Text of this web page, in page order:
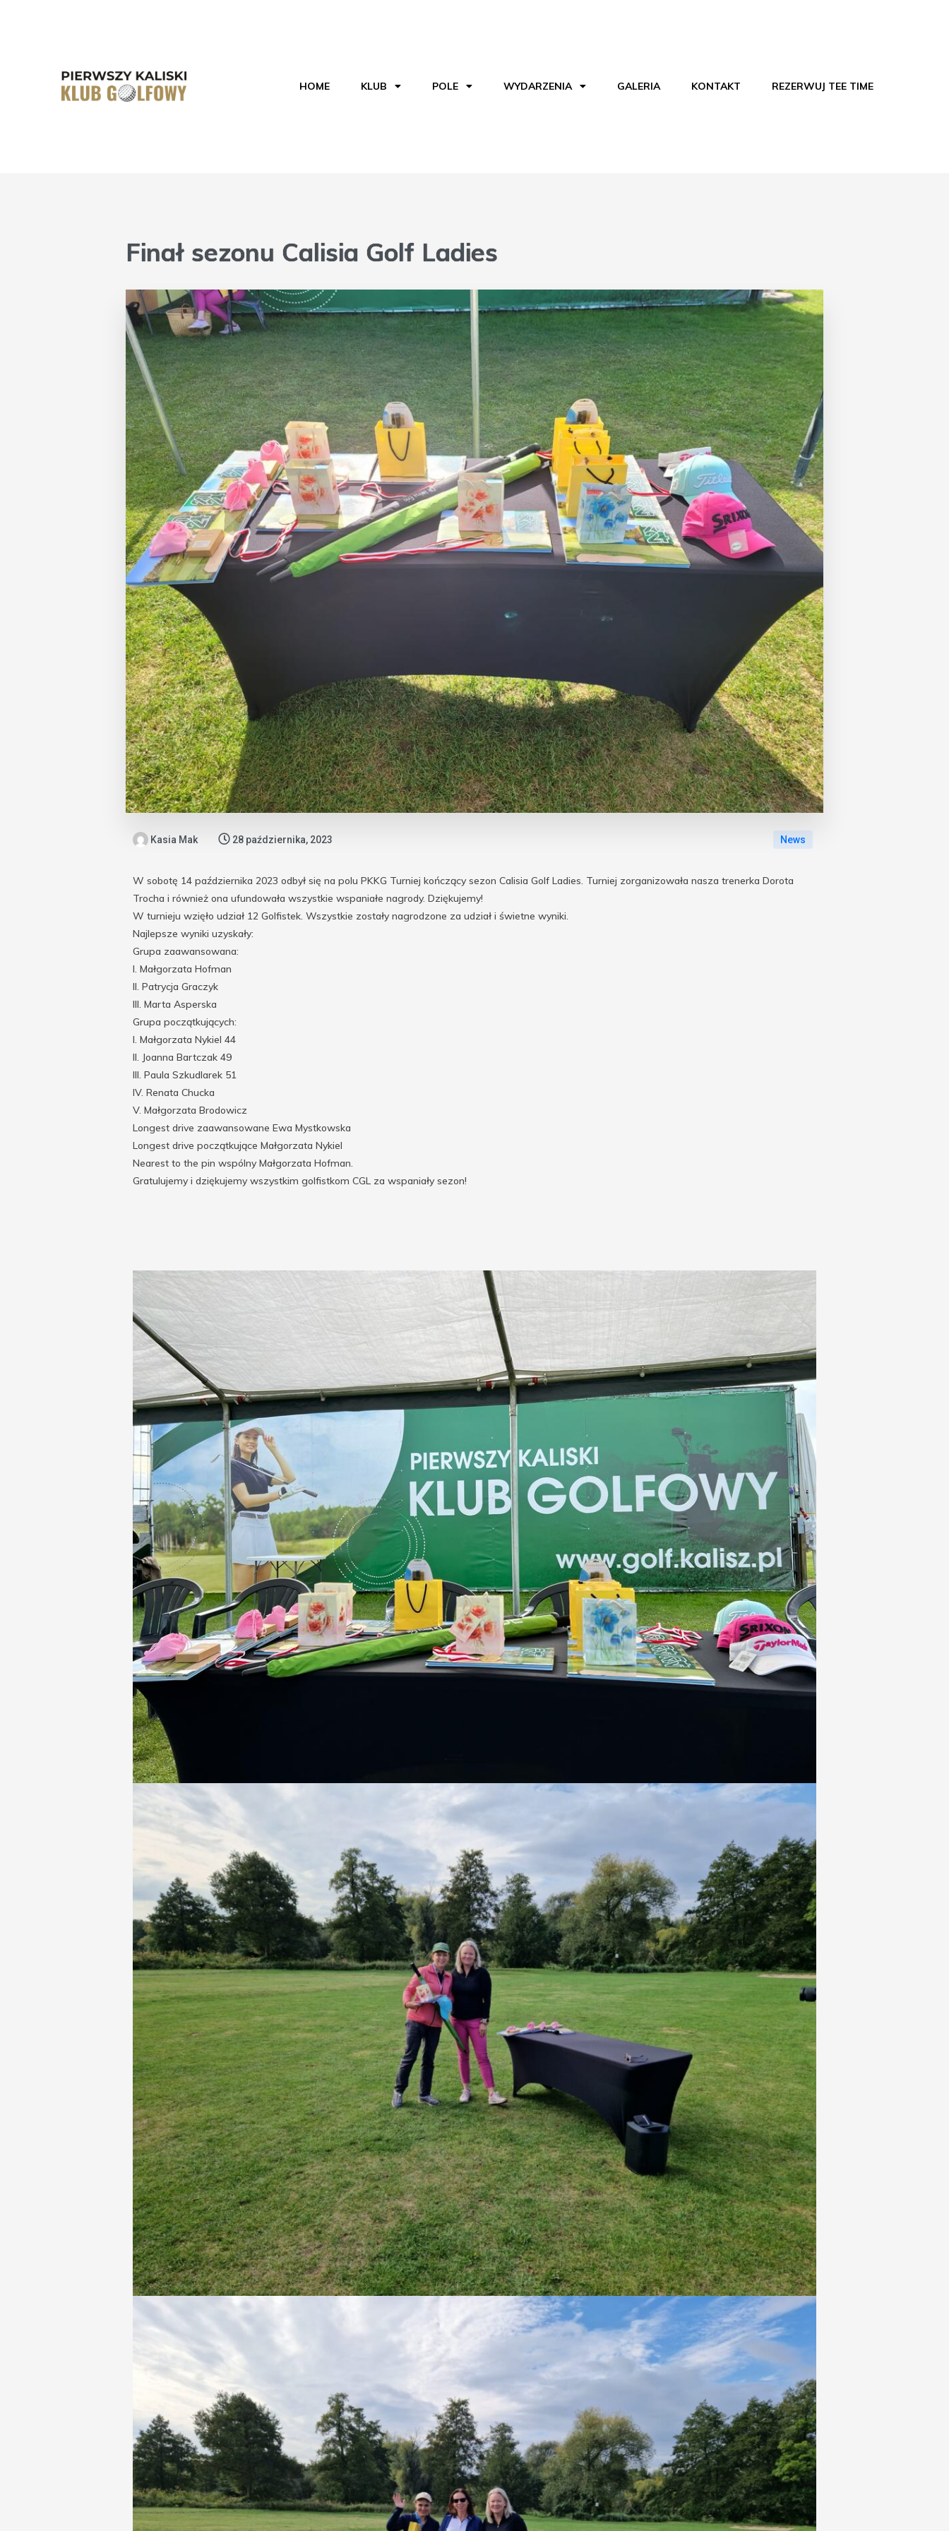
Kaliski
HOME KLUB POLE WYDARZENIA GALERIA KONTAKT REZERWUJ TEE TIME
Finał sezonu Calisia Golf Ladies
Kasia Mak 28 października, 2023 News
W sobotę 14 października 2023 odbył się na polu PKKG Turniej kończący sezon Calisia Golf Ladies. Turniej zorganizowała nasza trenerka Dorota
Trocha i również ona ufundowała wszystkie wspaniałe nagrody. Dziękujemy!
W turnieju wzięło udział 12 Golfistek. Wszystkie zostały nagrodzone za udział i świetne wyniki.
Najlepsze wyniki uzyskały:
Grupa zaawansowana:
I. Małgorzata Hofman
II. Patrycja Graczyk
III. Marta Asperska
Grupa początkujących:
I. Małgorzata Nykiel 44
II. Joanna Bartczak 49
III. Paula Szkudlarek 51
IV. Renata Chucka
V. Małgorzata Brodowicz
Longest drive zaawansowane Ewa Mystkowska
Longest drive początkujące Małgorzata Nykiel
Nearest to the pin wspólny Małgorzata Hofman.
Gratulujemy i dziękujemy wszystkim golfistkom CGL za wspaniały sezon!